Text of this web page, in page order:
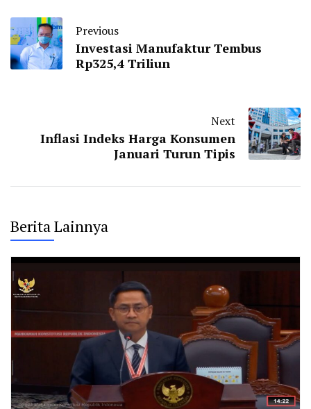
Previous
Investasi Manufaktur Tembus
Rp325,4 Triliun
Next
Inflasi Indeks Harga Konsumen
Januari Turun Tipis
Berita Lainnya